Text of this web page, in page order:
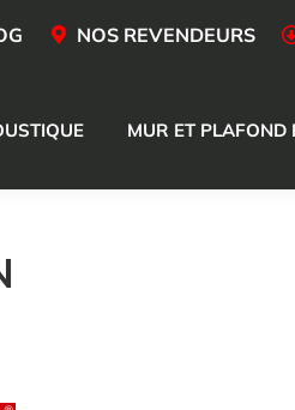
NOS REVENDEURS
MUR ET PLAFOND